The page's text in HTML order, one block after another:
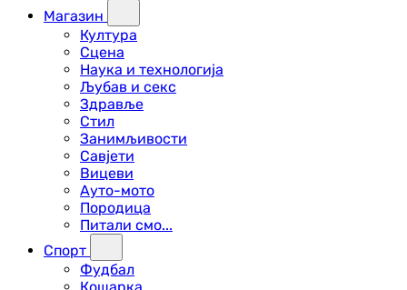
Магазин
Култура
Сцена
Наука и технологија
Љубав и секс
Здравље
Стил
Занимљивости
Савјети
Вицеви
Ауто-мото
Породица
Питали смо...
Спорт
Фудбал